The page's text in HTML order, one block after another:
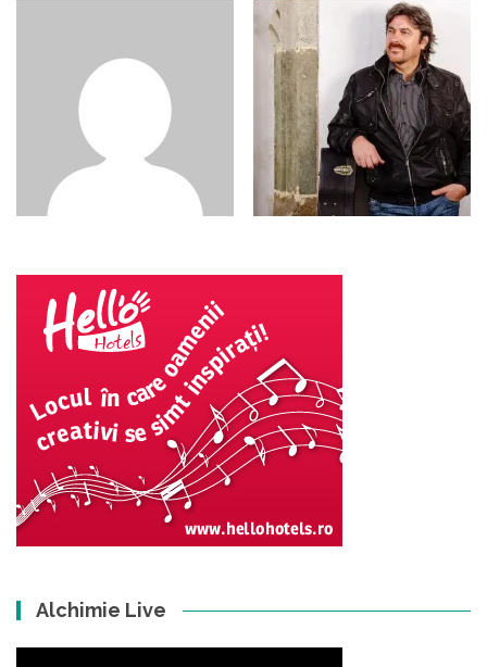
Alchimie Live